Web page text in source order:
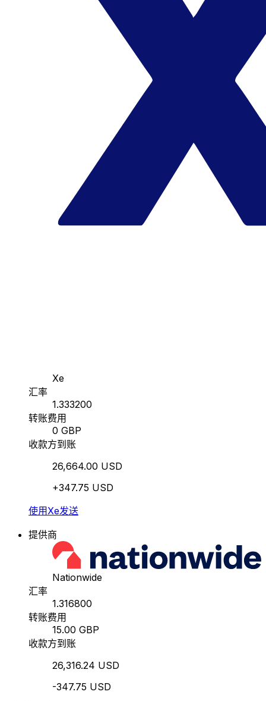
Xe
汇率
1.333200
转账费用
0 GBP
收款方到账
26,664.00 USD
+347.75 USD
使用Xe发送
提供商
Nationwide
汇率
1.316800
转账费用
15.00 GBP
收款方到账
26,316.24 USD
-347.75 USD